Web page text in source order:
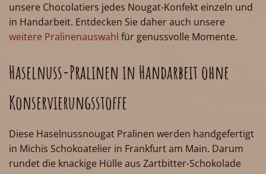
unsere Chocolatiers jedes Nougat-Konfekt einzeln und
in Handarbeit. Entdecken Sie daher auch unsere
weitere Pralinenauswahl für genussvolle Momente.
Haselnuss-Pralinen in Handarbeit ohne
Konservierungsstoffe
Diese Haselnussnougat Pralinen werden handgefertigt
in Michis Schokoatelier in Frankfurt am Main. Darum
rundet die knackige Hülle aus Zartbitter-Schokolade